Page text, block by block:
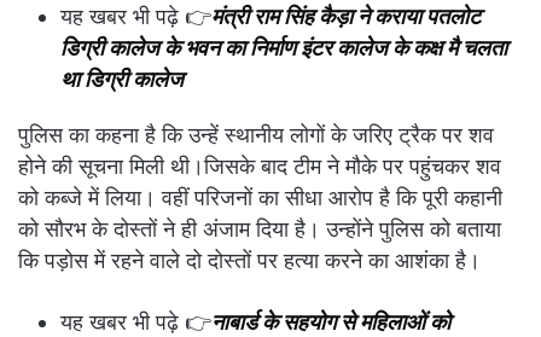
यह खबर भी पढ़े 👉मंत्री राम सिंह कैड़ा ने कराया पतलोट
डिग्री कालेज के भवन का निर्माण इंटर कालेज के कक्ष मै चलता
था डिग्री कालेज
पुलिस का कहना है कि उन्हें स्थानीय लोगों के जरिए ट्रैक पर शव
होने की सूचना मिली थी।जिसके बाद टीम ने मौके पर पहुंचकर शव
को कब्जे में लिया। वहीं परिजनों का सीधा आरोप है कि पूरी कहानी
को सौरभ के दोस्तों ने ही अंजाम दिया है। उन्होंने पुलिस को बताया
कि पड़ोस में रहने वाले दो दोस्तों पर हत्या करने का आशंका है।
यह खबर भी पढ़े 👉नाबार्ड के सहयोग से महिलाओं को